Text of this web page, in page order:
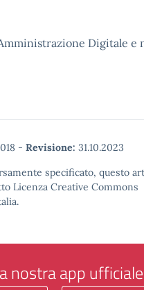
Digitale e
- Revisione: 31.10.2023
specificato, questo
Licenza Creative Commons
nostra app